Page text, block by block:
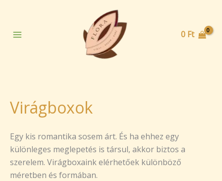
content
0 Ft
Virágboxok
Egy kis romantika sosem árt. És ha ehhez egy
különleges meglepetés is társul, akkor biztos a
szerelem. Virágboxaink elérhetőek különböző
méretben és formában.